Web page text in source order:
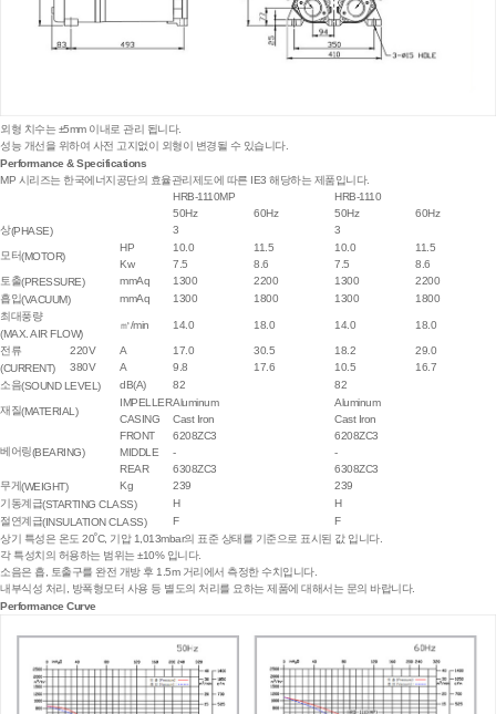
외형 치수는 ±5mm 이내로 관리 됩니다.
성능 개선을 위하여 사전 고지없이 외형이 변경될 수 있습니다.
Performance & Specifications
MP 시리즈는 한국에너지공단의 효율관리제도에 따른 IE3 해당하는 제품입니다.
HRB-1110MP
HRB-1110
50Hz
60Hz 50Hz
60Hz
상(PHASE) 3 3
모터(MOTOR)
HP 10.0 11.5 10.0
11.5
Kw
7.5 8.6 7.5
8.6
토출(PRESSURE) mmAq 1300 2200 1300
2200
흡입(VACUUM) mmAq 1300 1800 1300
1800
최대풍량
(MAX. AIR FLOW)
㎥/min 14.0 18.0 14.0 18.0
전류
(CURRENT)
220V A 17.0 30.5 18.2
29.0
380V
A 9.8 17.6 10.5
16.7
소음(SOUND LEVEL) dB(A) 82 82
재질(MATERIAL)
IMPELLERAluminum
Aluminum
CASING
Cast Iron Cast Iron
베어링(BEARING)
FRONT 6208ZC3
6208ZC3
MIDDLE
-
-
REAR
6308ZC3
6308ZC3
무게(WEIGHT) Kg 239
239
기동계급(STARTING CLASS) H
H
절연계급(INSULATION CLASS) F
F
상기 특성은 온도 20˚C, 기압 1,013mbar의 표준 상태를 기준으로 표시된 값 입니다.
각 특성치의 허용하는 범위는 ±10% 입니다.
소음은 흡, 토출구를 완전 개방 후 1.5m 거리에서 측정한 수치입니다.
내부식성 처리, 방폭형모터 사용 등 별도의 처리를 요하는 제품에 대해서는 문의 바랍니다.
Performance Curve